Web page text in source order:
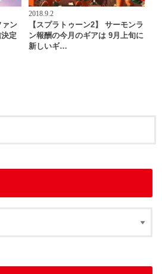
ァン
定
2018.9.2
【スプラトゥーン2】 サーモンラ
ン報酬の今月のギアは 9月上旬に
新しいギ…